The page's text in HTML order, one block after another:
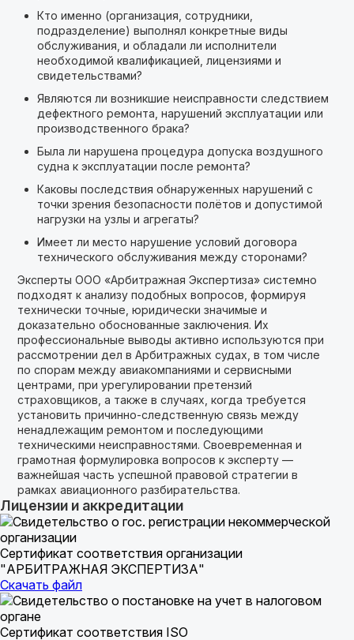
Кто именно (организация, сотрудники,
подразделение) выполнял конкретные виды
обслуживания, и обладали ли исполнители
необходимой квалификацией, лицензиями и
свидетельствами?
Являются ли возникшие неисправности следствием
дефектного ремонта, нарушений эксплуатации или
производственного брака?
Была ли нарушена процедура допуска воздушного
судна к эксплуатации после ремонта?
Каковы последствия обнаруженных нарушений с
точки зрения безопасности полётов и допустимой
нагрузки на узлы и агрегаты?
Имеет ли место нарушение условий договора
технического обслуживания между сторонами?
Эксперты ООО «Арбитражная Экспертиза» системно
подходят к анализу подобных вопросов, формируя
технически точные, юридически значимые и
доказательно обоснованные заключения. Их
профессиональные выводы активно используются при
рассмотрении дел в Арбитражных судах, в том числе
по спорам между авиакомпаниями и сервисными
центрами, при урегулировании претензий
страховщиков, а также в случаях, когда требуется
установить причинно-следственную связь между
ненадлежащим ремонтом и последующими
техническими неисправностями. Своевременная и
грамотная формулировка вопросов к эксперту —
важнейшая часть успешной правовой стратегии в
рамках авиационного разбирательства.
Лицензии и аккредитации
Сертификат соответствия организации
"АРБИТРАЖНАЯ ЭКСПЕРТИЗА"
Скачать файл
Сертификат соответствия ISO